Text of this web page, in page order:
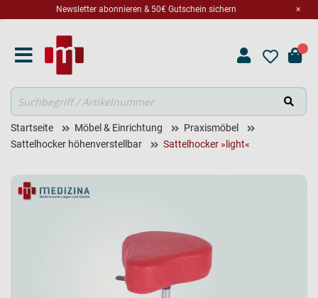
×
Newsletter abonnieren & 50€ Gutschein sichern
Suche
Startseite Möbel & Einrichtung
Praxismöbel
Sattelhocker höhenverstellbar
Sattelhocker »light«